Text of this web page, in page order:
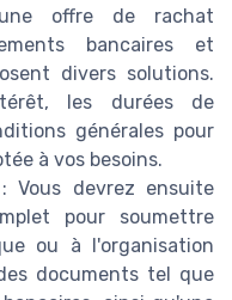
offre de rachat
bancaires et
divers solutions.
les durées de
générales pour
à vos besoins.
Vous devrez ensuite
pour soumettre
ou à l'organisation
documents tel que